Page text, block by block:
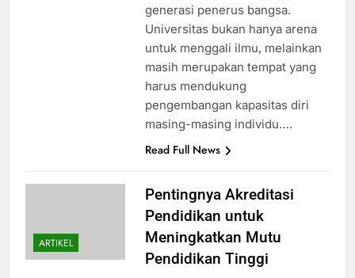
generasi penerus bangsa.
Universitas bukan hanya arena
untuk menggali ilmu, melainkan
masih merupakan tempat yang
harus mendukung
pengembangan kapasitas diri
masing-masing individu….
Read Full News
ARTIKEL
Pentingnya Akreditasi
Pendidikan untuk
Meningkatkan Mutu
Pendidikan Tinggi